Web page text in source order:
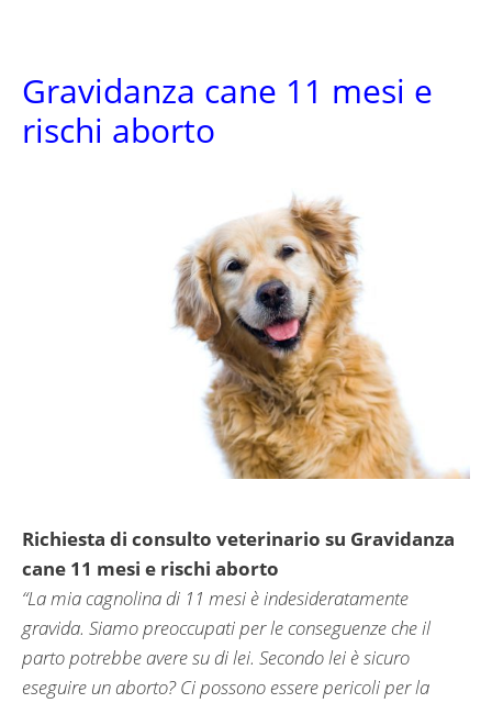
Gravidanza cane 11 mesi e
rischi aborto
Richiesta di consulto veterinario su Gravidanza
cane 11 mesi e rischi aborto
“La mia cagnolina di 11 mesi è indesideratamente
gravida. Siamo preoccupati per le conseguenze che il
parto potrebbe avere su di lei. Secondo lei è sicuro
eseguire un aborto? Ci possono essere pericoli per la